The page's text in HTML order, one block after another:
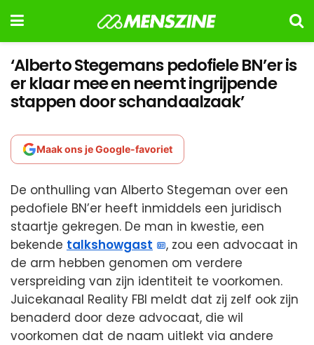
‘Alberto Stegemans pedofiele BN’er is
er klaar mee en neemt ingrijpende
stappen door schandaalzaak’
Maak ons je Google-favoriet
De onthulling van Alberto Stegeman over een
pedofiele BN’er heeft inmiddels een juridisch
staartje gekregen. De man in kwestie, een
bekende talkshowgast
, zou een advocaat in
de arm hebben genomen om verdere
verspreiding van zijn identiteit te voorkomen.
Juicekanaal Reality FBI meldt dat zij zelf ook zijn
benaderd door deze advocaat, die wil
voorkomen dat de naam uitlekt via andere